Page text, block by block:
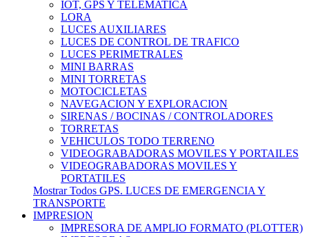
IOT, GPS Y TELEMATICA
LORA
LUCES AUXILIARES
LUCES DE CONTROL DE TRAFICO
LUCES PERIMETRALES
MINI BARRAS
MINI TORRETAS
MOTOCICLETAS
NAVEGACION Y EXPLORACION
SIRENAS / BOCINAS / CONTROLADORES
TORRETAS
VEHICULOS TODO TERRENO
VIDEOGRABADORAS MOVILES Y PORTAILES
VIDEOGRABADORAS MOVILES Y
PORTATILES
Mostrar Todos GPS. LUCES DE EMERGENCIA Y
TRANSPORTE
IMPRESION
IMPRESORA DE AMPLIO FORMATO (PLOTTER)